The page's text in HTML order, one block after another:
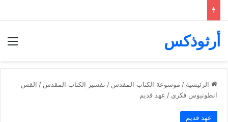
أرثوذكس
الرئيسية / موسوعة الكتاب المقدس / تفسير الكتاب المقدس / القس
انطونيوس فكري / عهد قديم
عهد قديم